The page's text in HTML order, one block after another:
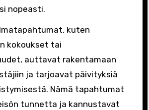
nopeasti.
kuten
kokoukset tai
auttavat rakentamaan
ja tarjoavat päivityksiä
Nämä tapahtumat
tunnetta ja kannustavat